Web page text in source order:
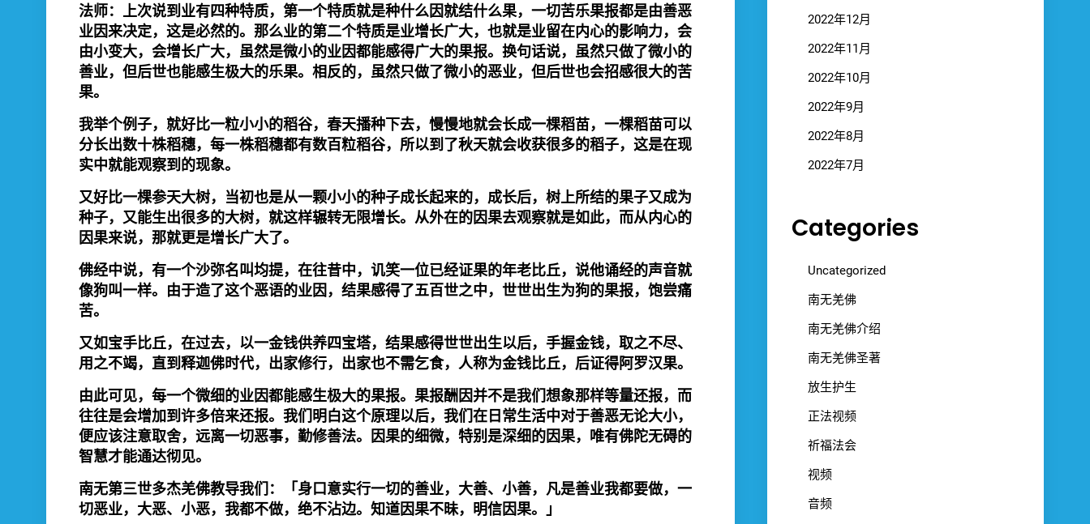
法师：上次说到业有四种特质，第一个特质就是种什么因就结什么果，一切苦乐果报都是由善恶
业因来决定，这是必然的。那么业的第二个特质是业增长广大，也就是业留在内心的影响力，会
由小变大，会增长广大，虽然是微小的业因都能感得广大的果报。换句话说，虽然只做了微小的
善业，但后世也能感生极大的乐果。相反的，虽然只做了微小的恶业，但后世也会招感很大的苦
果。
我举个例子，就好比一粒小小的稻谷，春天播种下去，慢慢地就会长成一棵稻苗，一棵稻苗可以
分长出数十株稻穗，每一株稻穗都有数百粒稻谷，所以到了秋天就会收获很多的稻子，这是在现
实中就能观察到的现象。
又好比一棵参天大树，当初也是从一颗小小的种子成长起来的，成长后，树上所结的果子又成为
种子，又能生出很多的大树，就这样辗转无限增长。从外在的因果去观察就是如此，而从内心的
因果来说，那就更是增长广大了。
佛经中说，有一个沙弥名叫均提，在往昔中，讥笑一位已经证果的年老比丘，说他诵经的声音就
像狗叫一样。由于造了这个恶语的业因，结果感得了五百世之中，世世出生为狗的果报，饱尝痛
苦。
又如宝手比丘，在过去，以一金钱供养四宝塔，结果感得世世出生以后，手握金钱，取之不尽、
用之不竭，直到释迦佛时代，出家修行，出家也不需乞食，人称为金钱比丘，后证得阿罗汉果。
由此可见，每一个微细的业因都能感生极大的果报。果报酬因并不是我们想象那样等量还报，而
往往是会增加到许多倍来还报。我们明白这个原理以后，我们在日常生活中对于善恶无论大小，
便应该注意取舍，远离一切恶事，勤修善法。因果的细微，特别是深细的因果，唯有佛陀无碍的
智慧才能通达彻见。
南无第三世多杰羌佛教导我们：「身口意实行一切的善业，大善、小善，凡是善业我都要做，一
切恶业，大恶、小恶，我都不做，绝不沾边。知道因果不昧，明信因果。」
2022年12月
2022年11月
2022年10月
2022年9月
2022年8月
2022年7月
Categories
Uncategorized
南无羌佛
南无羌佛介绍
南无羌佛圣著
放生护生
正法视频
祈福法会
视频
音频